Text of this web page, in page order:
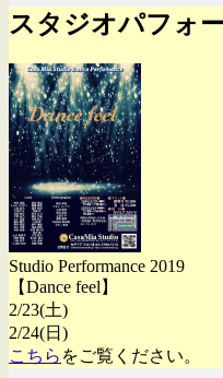
スタジオパフォ
Studio Performance 2019
【Dance feel】
2/23(土)
2/24(日)
こちら をご覧ください。